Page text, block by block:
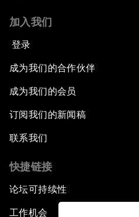
加入我们
登录
成为我们的合作伙伴
成为我们的会员
订阅我们的新闻稿
联系我们
快捷链接
论坛可持续性
工作机会